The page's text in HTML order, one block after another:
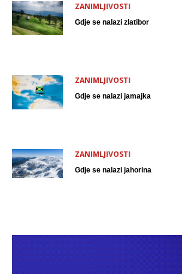
ZANIMLJIVOSTI
Gdje se nalazi zlatibor
ZANIMLJIVOSTI
Gdje se nalazi jamajka
ZANIMLJIVOSTI
Gdje se nalazi jahorina